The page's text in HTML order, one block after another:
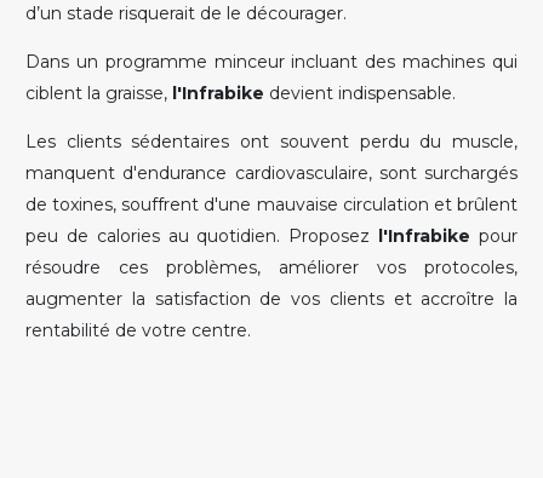
d’un stade risquerait de le décourager.
Dans un programme minceur incluant des machines qui
ciblent la graisse, l'Infrabike devient indispensable.
Les clients sédentaires ont souvent perdu du muscle,
manquent d'endurance cardiovasculaire, sont surchargés
de toxines, souffrent d'une mauvaise circulation et brûlent
peu de calories au quotidien. Proposez l'Infrabike pour
résoudre ces problèmes, améliorer vos protocoles,
augmenter la satisfaction de vos clients et accroître la
rentabilité de votre centre.